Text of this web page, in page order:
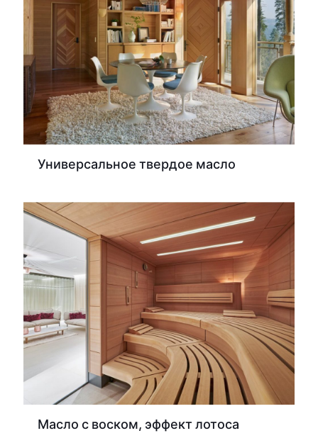
Универсальное твердое масло
Масло с воском, эффект лотоса